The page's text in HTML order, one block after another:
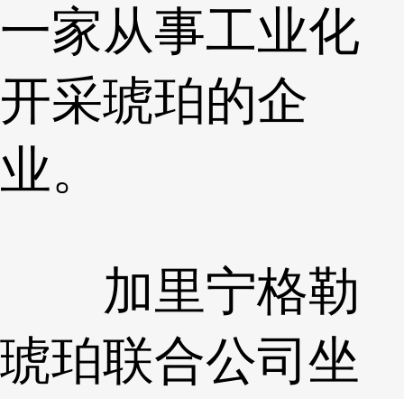
一家从事工业化
开采琥珀的企
业。
加里宁格勒
琥珀联合公司坐